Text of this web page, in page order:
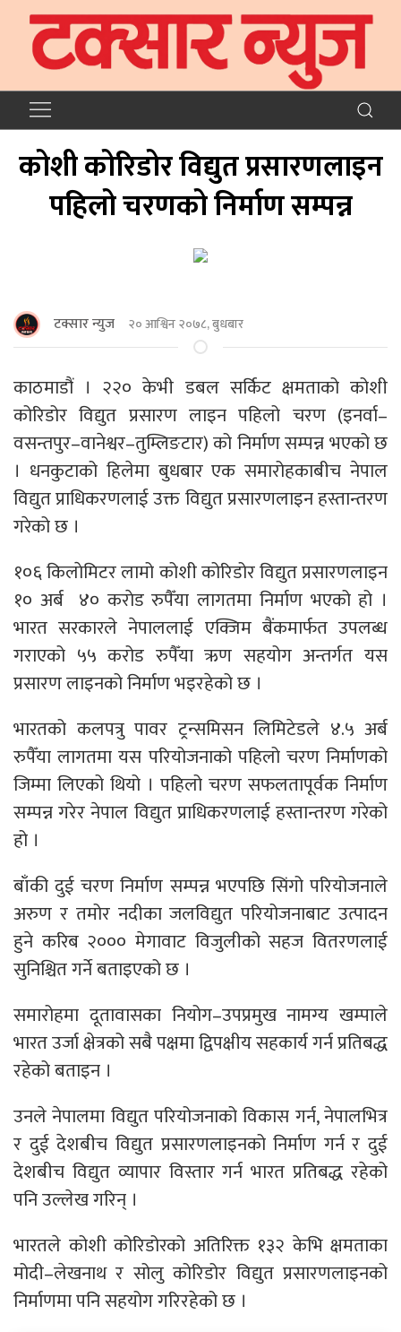
कोशी कोरिडोर विद्युत प्रसारणलाइन
पहिलो चरणको निर्माण सम्पन्न
टक्सार न्युज २० आश्विन २०७८, बुधबार
काठमाडौं । २२० केभी डबल सर्किट क्षमताको कोशी
कोरिडोर विद्युत प्रसारण लाइन पहिलो चरण (इनर्वा–
वसन्तपुर–वानेश्वर–तुम्लिङटार) को निर्माण सम्पन्न भएको छ
। धनकुटाको हिलेमा बुधबार एक समारोहकाबीच नेपाल
विद्युत प्राधिकरणलाई उक्त विद्युत प्रसारणलाइन हस्तान्तरण
गरेको छ ।
१०६ किलाेमिटर लामो कोशी कोरिडोर विद्युत प्रसारणलाइन
१० अर्ब ४० कराेड रुपैँया लागतमा निर्माण भएको हो ।
भारत सरकारले नेपाललाई एक्जिम बैंकमार्फत उपलब्ध
गराएको ५५ करोड रुपैँया ऋण सहयोग अन्तर्गत यस
प्रसारण लाइनको निर्माण भइरहेको छ ।
भारतको कलपत्रु पावर ट्रन्समिसन लिमिटेडले ४.५ अर्ब
रुपैँया लागतमा यस परियोजनाको पहिलो चरण निर्माणको
जिम्मा लिएको थियो । पहिलो चरण सफलतापूर्वक निर्माण
सम्पन्न गरेर नेपाल विद्युत प्राधिकरणलाई हस्तान्तरण गरेको
हो ।
बाँकी दुई चरण निर्माण सम्पन्न भएपछि सिंगो परियोजनाले
अरुण र तमोर नदीका जलविद्युत परियोजनाबाट उत्पादन
हुने करिब २००० मेगावाट विजुलीको सहज वितरणलाई
सुनिश्चित गर्ने बताइएको छ ।
समारोहमा दूतावासका नियोग–उपप्रमुख नामग्य खम्पाले
भारत उर्जा क्षेत्रको सबै पक्षमा द्विपक्षीय सहकार्य गर्न प्रतिबद्ध
रहेको बताइन ।
उनले नेपालमा विद्युत परियोजनाको विकास गर्न, नेपालभित्र
र दुई देशबीच विद्युत प्रसारणलाइनको निर्माण गर्न र दुई
देशबीच विद्युत व्यापार विस्तार गर्न भारत प्रतिबद्ध रहेको
पनि उल्लेख गरिन् ।
भारतले कोशी कोरिडोरको अतिरिक्त १३२ केभि क्षमताका
मोदी–लेखनाथ र सोलु कोरिडोर विद्युत प्रसारणलाइनको
निर्माणमा पनि सहयोग गरिरहेको छ ।